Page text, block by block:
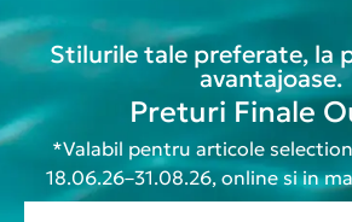
Stilurile tale preferate, la
avantajoase.
Preturi Finale
*Valabil pentru articole
18.06.26–31.08.26, online si in